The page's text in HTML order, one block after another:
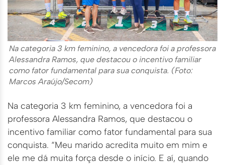
Na categoria 3 km feminino, a vencedora foi a professora
Alessandra Ramos, que destacou o incentivo familiar
como fator fundamental para sua conquista. (Foto:
Marcos Araújo/Secom)
Na categoria 3 km feminino, a vencedora foi a
professora Alessandra Ramos, que destacou o
incentivo familiar como fator fundamental para sua
conquista. “Meu marido acredita muito em mim e
ele me dá muita força desde o início. E aí, quando